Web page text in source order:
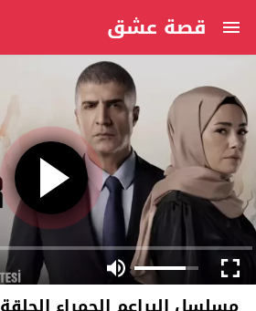
قصة عشق